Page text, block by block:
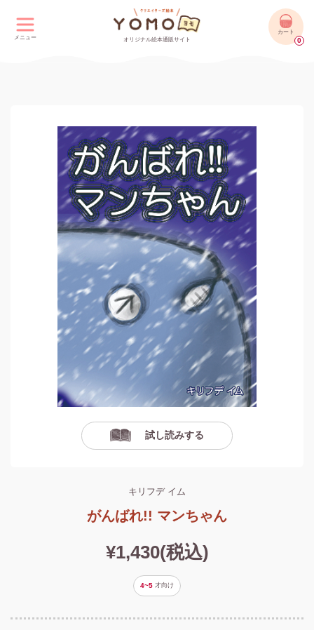
メニュー オリジナル絵本通販サイト
カート
0
試し読みする
キリフデ イム
がんばれ!! マンちゃん
¥1,430(税込)
4~5 才向け